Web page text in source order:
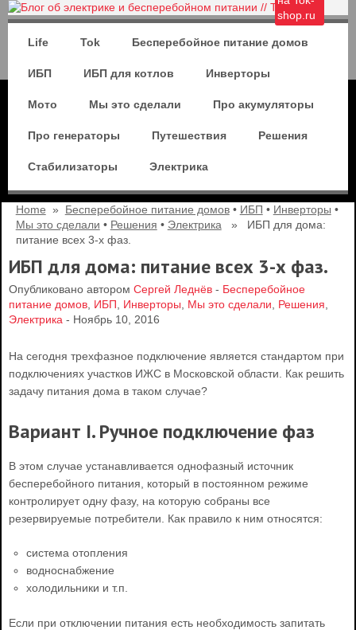
shop.ru
Life Tok Бесперебойное питание домов
ИБП ИБП для котлов Инверторы
Мото Мы это сделали Про акумуляторы
Про генераторы Путешествия Решения
Стабилизаторы Электрика
Home » Бесперебойное питание домов• ИБП • Инверторы •
Мы это сделали • Решения • Электрика » ИБП для дома:
питание всех 3-х фаз.
ИБП для дома: питание всех 3-х фаз.
Опубликовано авторомСергей Леднёв - Бесперебойное
питание домов ИБП Инверторы Мы это сделали Решения
Электрика - Ноябрь 10, 2016
На сегодня трехфазное подключение является стандартом при
подключениях участков ИЖС в Московской области. Как решить
задачу питания дома в таком случае?
Вариант I. Ручное подключение фаз
В этом случае устанавливается однофазный источник
бесперебойного питания, который в постоянном режиме
контролирует одну фазу, на которую собраны все
резервируемые потребители. Как правило к ним относятся:
система отопления
водноснабжение
холодильники и т.п.
Если при отключении питания есть необходимость запитать